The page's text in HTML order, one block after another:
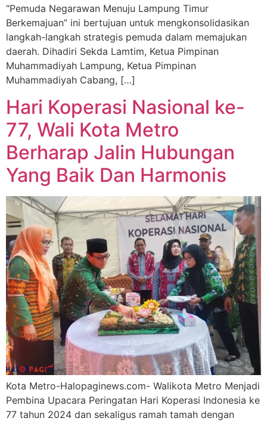
“Pemuda Negarawan Menuju Lampung Timur
Berkemajuan” ini bertujuan untuk mengkonsolidasikan
langkah-langkah strategis pemuda dalam memajukan
daerah. Dihadiri Sekda Lamtim, Ketua Pimpinan
Muhammadiyah Lampung, Ketua Pimpinan
Muhammadiyah Cabang, […]
Hari Koperasi Nasional ke-
77, Wali Kota Metro
Berharap Jalin Hubungan
Yang Baik Dan Harmonis
Kota Metro-Halopaginews.com- Walikota Metro Menjadi
Pembina Upacara Peringatan Hari Koperasi Indonesia ke
77 tahun 2024 dan sekaligus ramah tamah dengan